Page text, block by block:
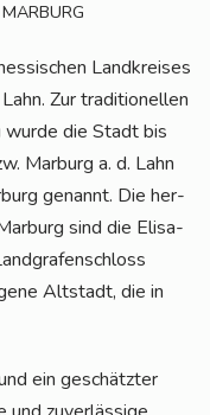
MARBURG
Land­krei­ses
Zur tra­di­tio­nel­len
wur­de die Stadt bis
Mar­burg a. d. Lahn
genannt. Die her­
sind die Eli­sa­
Alt­stadt, die in
ein geschätz­ter